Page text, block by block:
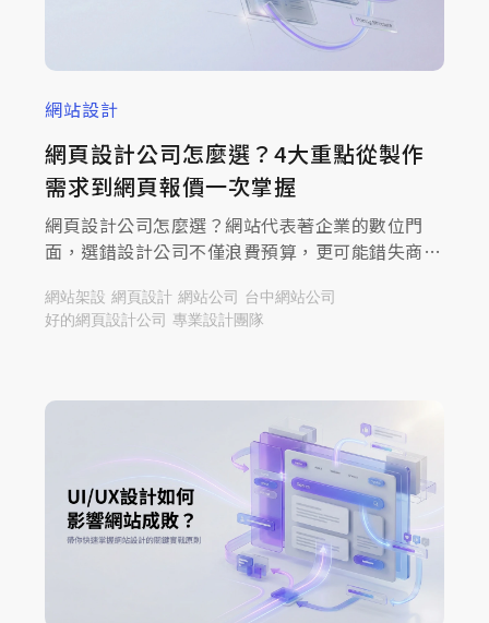
網站設計
網頁設計公司怎麼選？4大重點從製作
需求到網頁報價一次掌握
網頁設計公司怎麼選？網站代表著企業的數位門
面，選錯設計公司不僅浪費預算，更可能錯失商
論，直接聚焦挑選網頁設計公司的4大重點，從需
求盤點、建置流程、報價結構到篩選標準一次解
網站架設 網頁設計 網站公司 台中網站公司
好的網頁設計公司 專業設計團隊